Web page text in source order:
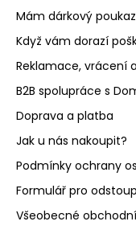
Mám dárkový
Když vám dorazí
Reklamace, vrácení
B2B spolupráce s
Doprava a platba
Jak u nás nakoupit?
Podmínky ochrany
Formulář pro
Všeobecné